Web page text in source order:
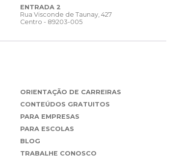
ENTRADA 2
Rua Visconde de Taunay, 427
Centro - 89203-005
ORIENTAÇÃO DE CARREIRAS
CONTEÚDOS GRATUITOS
PARA EMPRESAS
PARA ESCOLAS
BLOG
TRABALHE CONOSCO